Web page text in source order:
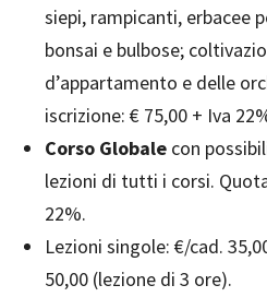
siepi, rampicanti, erbacee
bonsai e bulbose;
d’appartamento e delle
iscrizione: € 75,00 + Iva
Corso Globale con
lezioni di tutti i corsi.
22%.
Lezioni singole: €/cad.
50,00 (lezione di 3 ore).